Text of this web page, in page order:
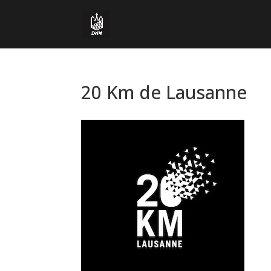
20 Km de Lausanne